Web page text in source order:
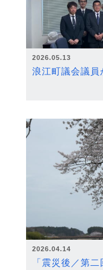
2026.05.13
浪江町議会議員
2026.04.14
「震災後／第